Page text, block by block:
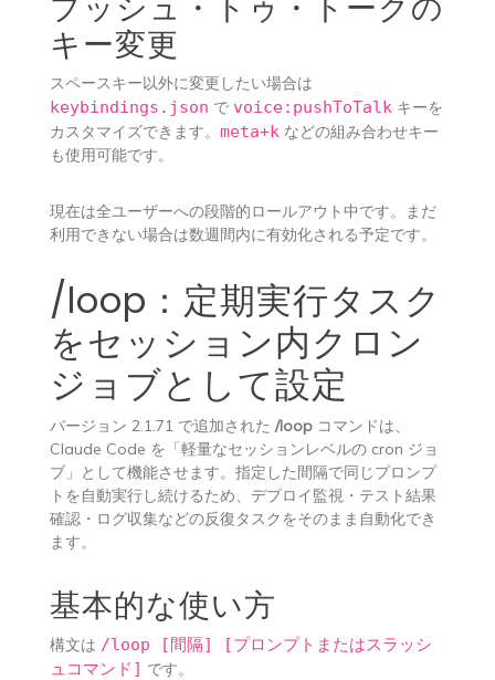
キー変更
スペースキー以外に変更したい場合は
keybindings.json で voice:pushToTalk キーを
カスタマイズできます。 meta+k などの組み合わせキー
も使用可能です。
現在は全ユーザーへの段階的ロールアウト中です。まだ
利用できない場合は数週間内に有効化される予定です。
/loop：定期実行タスク
をセッション内クロン
ジョブとして設定
バージョン 2.1.71 で追加された /loopコマンドは、
Claude Code を「軽量なセッションレベルの cron ジョ
ブ」として機能させます。指定した間隔で同じプロンプ
トを自動実行し続けるため、デプロイ監視・テスト結果
確認・ログ収集などの反復タスクをそのまま自動化でき
ます。
基本的な使い方
構文は /loop [間隔] [プロンプトまたはスラッシ
ュコマンド] です。